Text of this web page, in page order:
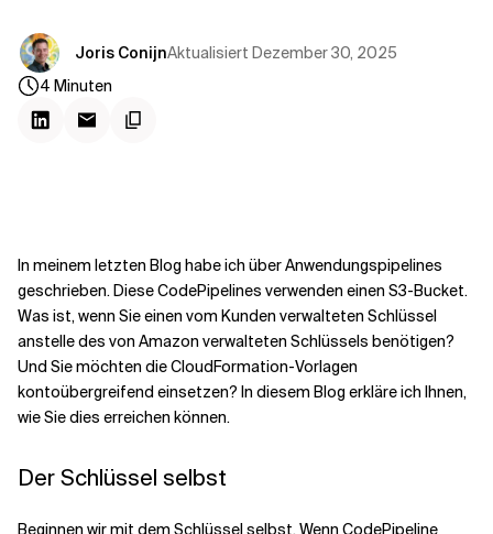
Joris ConijnAktualisiert Dezember 30, 2025
4 Minuten
In meinem letzten Blog habe ich über Anwendungspipelines
geschrieben. Diese CodePipelines verwenden einen S3-Bucket.
Was ist, wenn Sie einen vom Kunden verwalteten Schlüssel
anstelle des von Amazon verwalteten Schlüssels benötigen?
Und Sie möchten die CloudFormation-Vorlagen
kontoübergreifend einsetzen? In diesem Blog erkläre ich Ihnen,
wie Sie dies erreichen können.
Der Schlüssel selbst
Beginnen wir mit dem Schlüssel selbst. Wenn CodePipeline